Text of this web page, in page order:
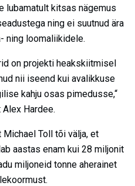
lubamatult kitsas nägemus
ning ei suutnud ära
ning loomaliikidele.
on projekti heakskiitmisel
nii iseend kui avalikkuse
kahju osas pimedusse,“
Alex Hardee.
Michael Toll tõi välja, et
aastas enam kui 28 miljonit
miljoneid tonne aherainet